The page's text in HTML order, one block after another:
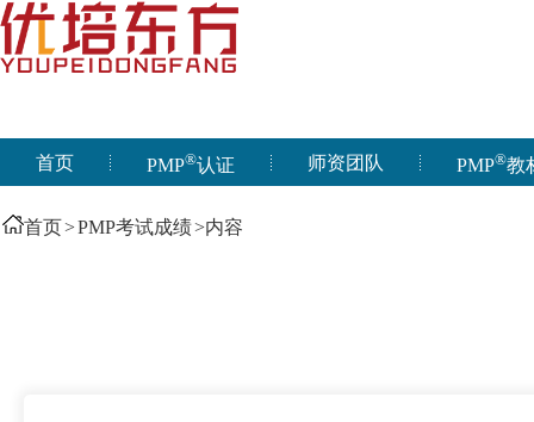
首页 PMP®认证 师资团队 PMP®教
首页>PMP考试成绩>内容